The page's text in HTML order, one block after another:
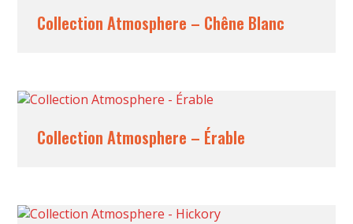
Collection Atmosphere – Chêne Blanc
Collection Atmosphere – Érable